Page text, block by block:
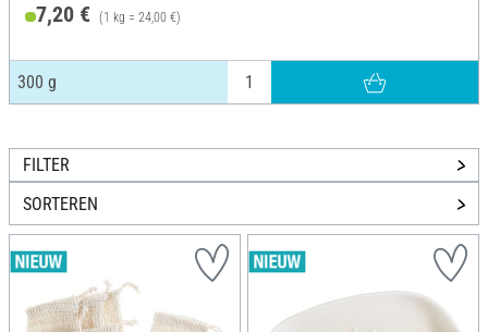
7,20 € (1 kg = 24,00 €)
300 g
FILTER
SORTEREN